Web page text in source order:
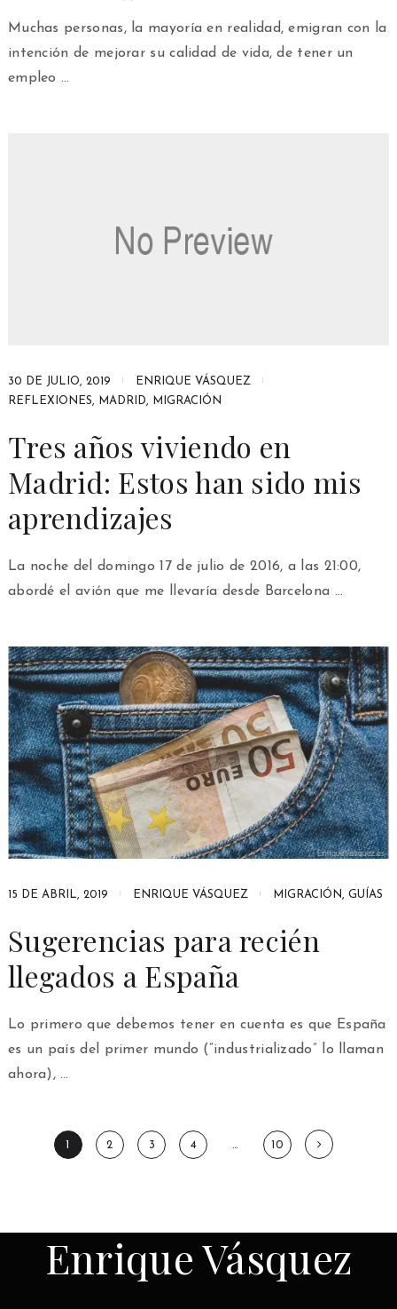
Muchas personas, la mayoría en realidad, emigran con la
intención de mejorar su calidad de vida, de tener un
empleo …
30 DE JULIO, 2019
ENRIQUE VÁSQUEZ
REFLEXIONES, MADRID, MIGRACIÓN
Tres años viviendo en
Madrid: Estos han sido mis
aprendizajes
La noche del domingo 17 de julio de 2016, a las 21:00,
abordé el avión que me llevaría desde Barcelona …
15 DE ABRIL, 2019 ENRIQUE VÁSQUEZ MIGRACIÓN, GUÍAS
Sugerencias para recién
llegados a España
Lo primero que debemos tener en cuenta es que España
es un país del primer mundo (“industrializado” lo llaman
ahora), …
Paginación
entradas
2 3 4 … 10
Enrique Vásquez